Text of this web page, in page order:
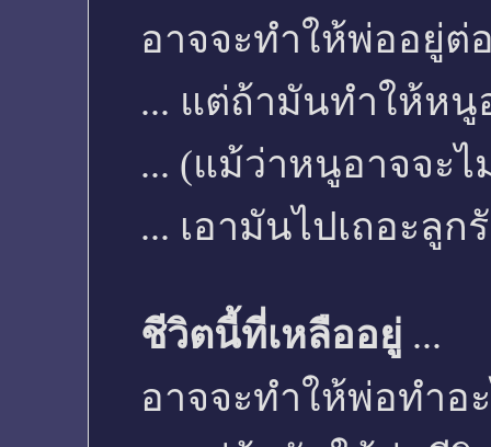
อาจจะทำให้พ่ออยู่ต่
... แต่ถ้ามันทำให้หนู
... (แม้ว่าหนูอาจจะ
... เอามันไปเถอะลูก
ชีวิตนี้ที่เหลืออยู่ ...
อาจจะทำให้พ่อทำอ